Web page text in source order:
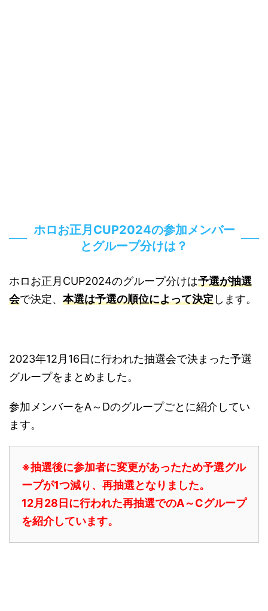
ホロお正月CUP2024の参加メンバー
とグループ分けは？
ホロお正月CUP2024のグループ分けは予選が抽選
会で決定、 本選は予選の順位によって決定します。
2023年12月16日に行われた抽選会で決まった予選
グループをまとめました。
参加メンバーをA～Dのグループごとに紹介してい
ます。
※抽選後に参加者に変更があったため予選グル
ープが1つ減り、再抽選となりました。
12月28日に行われた再抽選でのA～Cグループ
を紹介しています。